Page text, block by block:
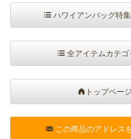
ハワイアンバッグ特
全アイテムカテゴ
トップペー
この商品のアドレス